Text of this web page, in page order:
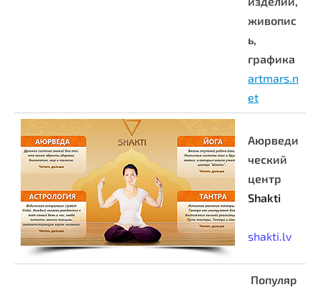
живопис
ь,
графика
artmars.n
et
Аюрведи
ческий
центр
Shakti
shakti.lv
Популяр